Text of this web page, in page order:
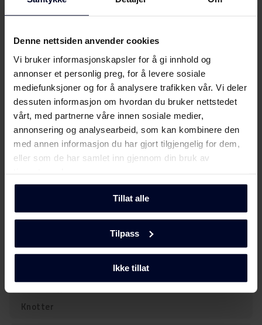
Denne nettsiden anvender cookies
Vi bruker informasjonskapsler for å gi innhold og
annonser et personlig preg, for å levere sosiale
mediefunksjoner og for å analysere trafikken vår. Vi deler
dessuten informasjon om hvordan du bruker nettstedet
vårt, med partnerne våre innen sosiale medier,
annonsering og analysearbeid, som kan kombinere den
med annen informasjon du har gjort tilgjengelig for dem,
eller som de har samlet inn gjennom din bruk av
Tillat alle
Tilpass
Ikke tillat
Energiklasse
Energiforbrug for opvarmningsfunktion -
standardtest, traditionel
0.99 kWh
Energiforbrug for opvarmningsfunktion -
0.78 kWh
Ovnens størrelse i liter netto
Knotter